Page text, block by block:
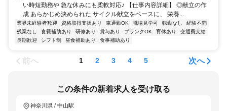
い時短勤務や 急な休みにも柔軟対応♪ 【仕事内容詳細】 ◎献立の作
成 あらかじめ決められた サイクル献立をベースに、 栄養...
業界未経験者歓迎 資格取得支援あり 車通勤OK 職場見学可 転勤なし
経験不問
残業なし
食費補助あり 研修あり 賞与あり ブランクOK 育休あり
交通費支給
長期歓迎
シフト制 昼食補助あり 食事補助あり
前へ 1 2 3 4 5 次へ
この条件の新着求人を受け取る
神奈川県 / 中山駅